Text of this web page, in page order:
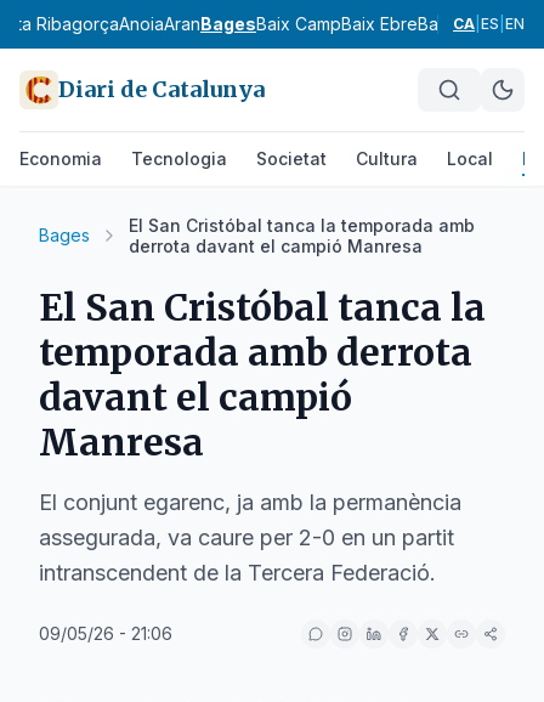
Alta RibagorçaAnoiaAranBagesBaix CampBaix EbreBaix Empordà
CA ES EN
Diari de Catalunya
Economia Tecnologia Societat Cultura Local
Bages
El San Cristóbal tanca la temporada amb
derrota davant el campió Manresa
El San Cristóbal tanca la
temporada amb derrota
davant el campió
Manresa
El conjunt egarenc, ja amb la permanència
assegurada, va caure per 2-0 en un partit
intranscendent de la Tercera Federació.
09/05/26 - 21:06